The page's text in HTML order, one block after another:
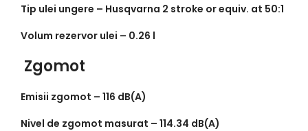
Tip ulei ungere – Husqvarna 2 stroke or equiv. at 50:1
Volum rezervor ulei – 0.26 l
Zgomot
Emisii zgomot – 116 dB(A)
Nivel de zgomot masurat – 114.34 dB(A)